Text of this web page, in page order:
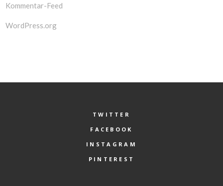
Kommentar-Feed
WordPress.org
TWITTER
FACEBOOK
INSTAGRAM
PINTEREST